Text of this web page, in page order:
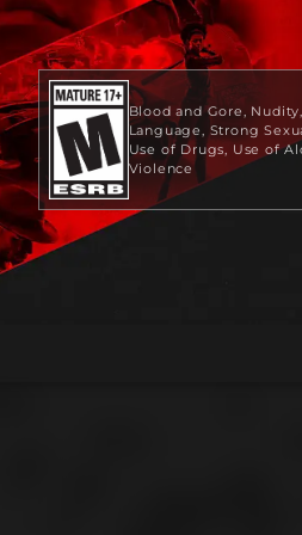
Blood and Gore Nudity
Language
Strong
Use of Drugs Use of
Violence